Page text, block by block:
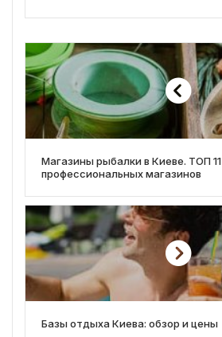
Магазины рыбалки в Киеве. ТОП 11
профессиональных магазинов
Базы отдыха Киева: обзор и цены